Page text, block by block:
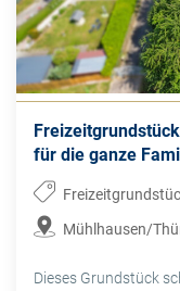
für die ganze
Mühlhausen/
Dieses Grundstück